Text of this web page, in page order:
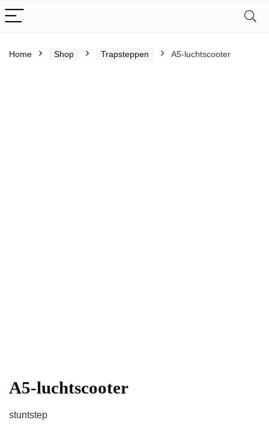
Home Shop Trapsteppen A5-luchtscooter
A5-luchtscooter
stuntstep